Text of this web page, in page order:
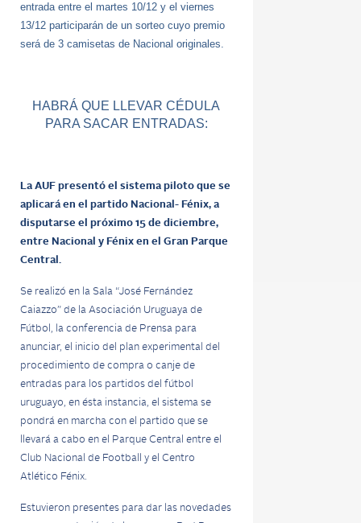
entrada entre el martes 10/12 y el viernes
13/12 participarán de un sorteo cuyo premio
será de 3 camisetas de Nacional originales.
HABRÁ QUE LLEVAR CÉDULA
PARA SACAR ENTRADAS:
La AUF presentó el sistema piloto que se
aplicará en el partido Nacional- Fénix, a
disputarse el próximo 15 de diciembre,
entre Nacional y Fénix en el Gran Parque
Central.
Se realizó en la Sala “José Fernández
Caiazzo” de la Asociación Uruguaya de
Fútbol, la conferencia de Prensa para
anunciar, el inicio del plan experimental del
procedimiento de compra o canje de
entradas para los partidos del fútbol
uruguayo, en ésta instancia, el sistema se
pondrá en marcha con el partido que se
llevará a cabo en el Parque Central entre el
Club Nacional de Football y el Centro
Atlético Fénix.
Estuvieron presentes para dar las novedades